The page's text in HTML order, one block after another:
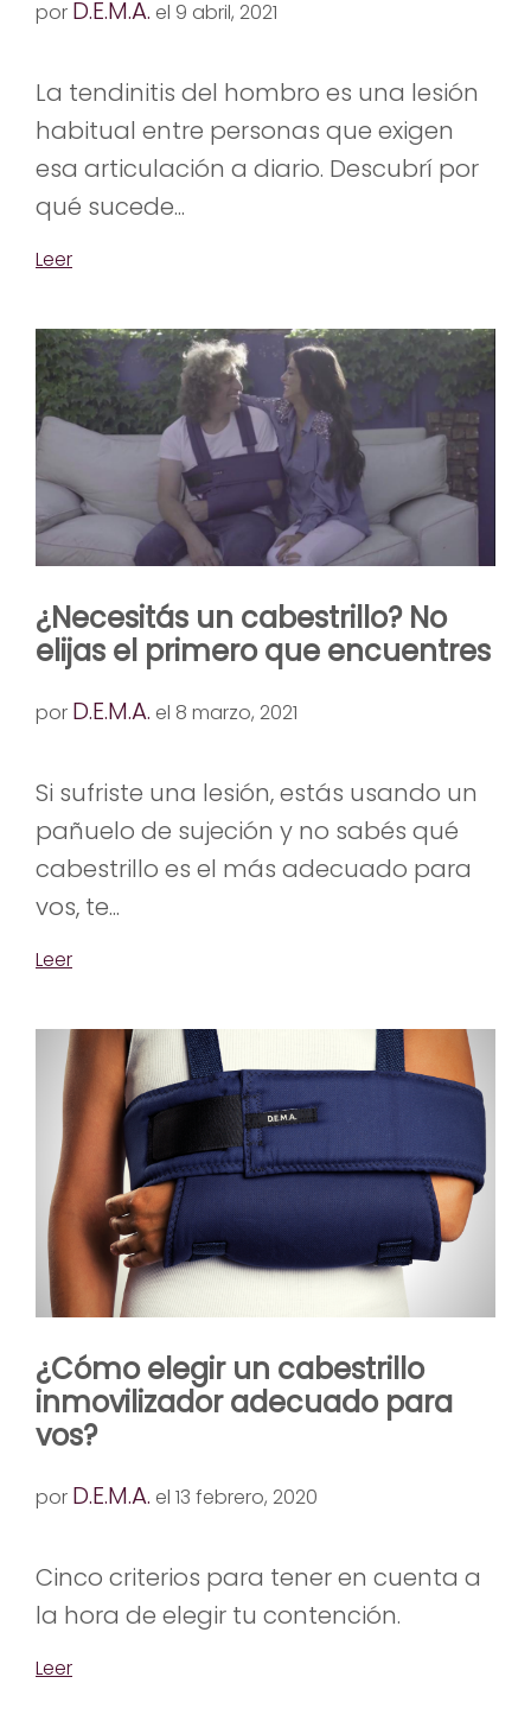
por D.E.M.A. el 9 abril, 2021
La tendinitis del hombro es una lesión
habitual entre personas que exigen
esa articulación a diario. Descubrí por
qué sucede...
Leer
¿Necesitás un cabestrillo? No
elijas el primero que encuentres
por D.E.M.A. el 8 marzo, 2021
Si sufriste una lesión, estás usando un
pañuelo de sujeción y no sabés qué
cabestrillo es el más adecuado para
vos, te...
Leer
¿Cómo elegir un cabestrillo
inmovilizador adecuado para
vos?
por D.E.M.A. el 13 febrero, 2020
Cinco criterios para tener en cuenta a
la hora de elegir tu contención.
Leer